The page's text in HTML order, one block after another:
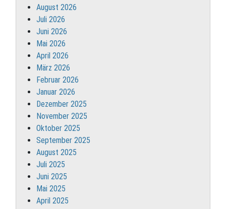
August 2026
Juli 2026
Juni 2026
Mai 2026
April 2026
März 2026
Februar 2026
Januar 2026
Dezember 2025
November 2025
Oktober 2025
September 2025
August 2025
Juli 2025
Juni 2025
Mai 2025
April 2025